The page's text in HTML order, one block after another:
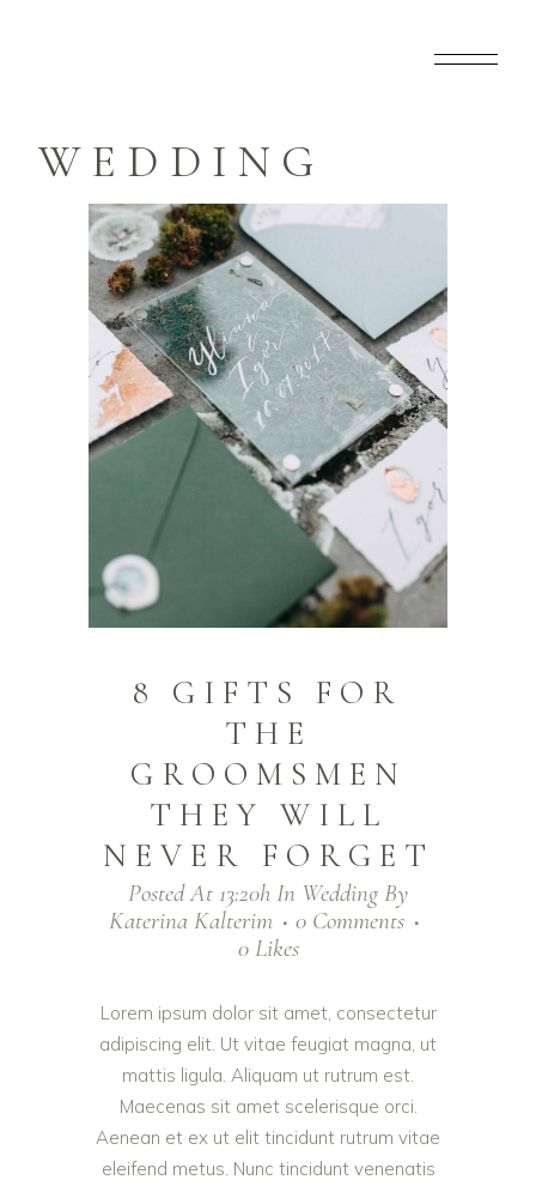
WEDDING
8 GIFTS FOR
THE
GROOMSMEN
THEY WILL
NEVER FORGET
Posted At 13:20h In Wedding By
Katerina Kalterim
0 Comments
0 Likes
Lorem ipsum dolor sit amet, consectetur
adipiscing elit. Ut vitae feugiat magna, ut
mattis ligula. Aliquam ut rutrum est.
Maecenas sit amet scelerisque orci.
Aenean et ex ut elit tincidunt rutrum vitae
eleifend metus. Nunc tincidunt venenatis